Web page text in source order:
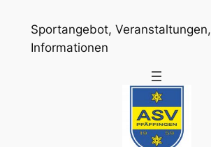
Sportangebot, Veranstaltungen,
Informationen